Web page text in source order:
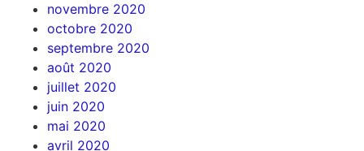
novembre 2020
octobre 2020
septembre 2020
août 2020
juillet 2020
juin 2020
mai 2020
avril 2020